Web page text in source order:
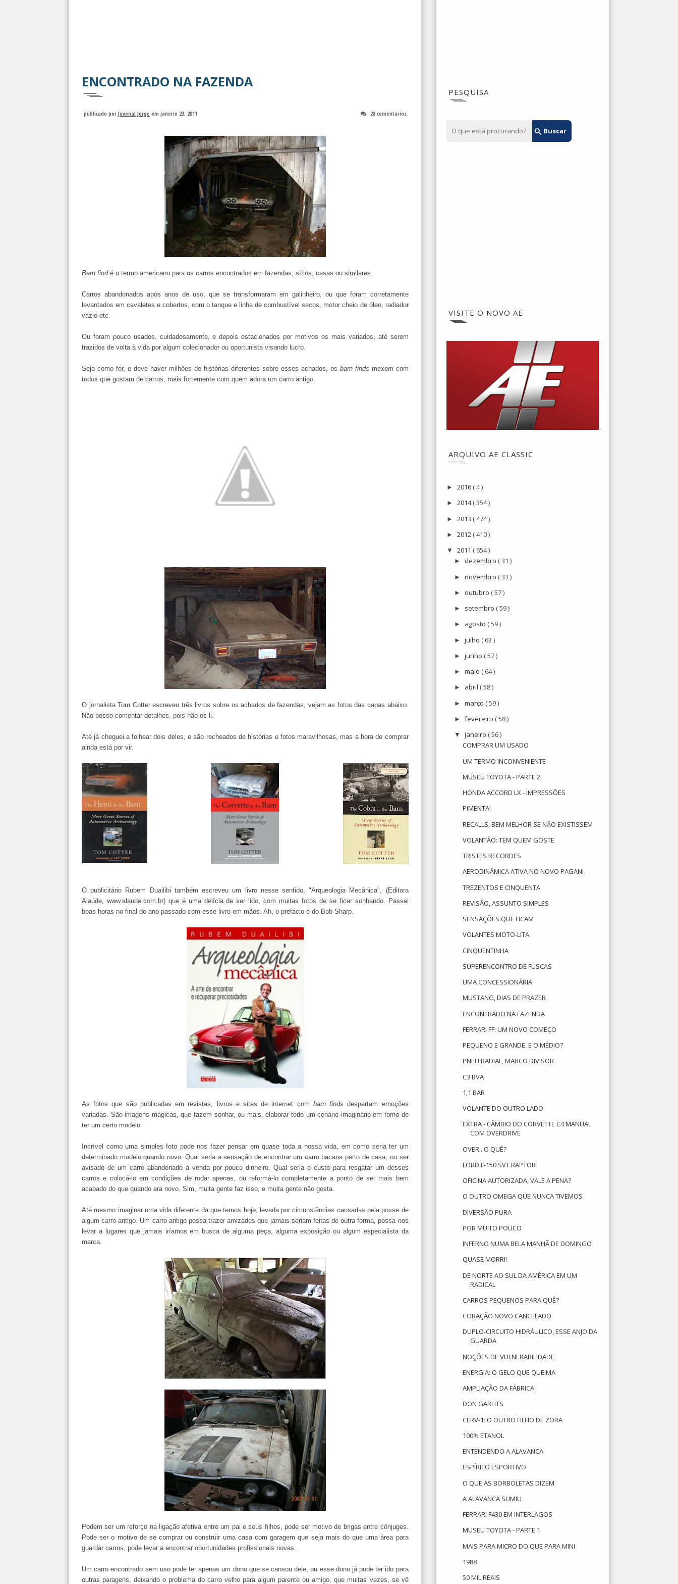
ENCONTRADO NA FAZENDA
publicado por Juvenal Jorge em janeiro 23, 2011 28 comentários
Barn findé o termo americano para os carros encontrados em fazendas, sítios, casas ou similares.
Carros abandonados após anos de uso, que se transformaram em galinheiro, ou que foram corretamente
levantados em cavaletes e cobertos, com o tanque e linha de combustível secos, motor cheio de óleo, radiador
vazio etc.
Ou foram pouco usados, cuidadosamente, e depois estacionados por motivos os mais variados, até serem
trazidos de volta à vida por algum colecionador ou oportunista visando lucro.
Seja como for, e deve haver milhões de histórias diferentes sobre esses achados, os barn finds mexem com
todos que gostam de carros, mais fortemente com quem adora um carro antigo.
O jornalista Tom Cotter escreveu três livros sobre os achados de fazendas, vejam as fotos das capas abaixo.
Não posso comentar detalhes, pois não os li.
Até já cheguei a folhear dois deles, e são recheados de histórias e fotos maravilhosas, mas a hora de comprar
ainda está por vir.
O publicitário Rubem Duailibi também escreveu um livro nesse sentido, "Arqueologia Mecânica", (Editora
Alaúde, www.alaude.com.br) que é uma delícia de ser lido, com muitas fotos de se ficar sonhando. Passei
boas horas no final do ano passado com esse livro em mãos. Ah, o prefácio é do Bob Sharp.
As fotos que são publicadas em revistas, livros e sites de internet com barn finds despertam emoções
variadas. São imagens mágicas, que fazem sonhar, ou mais, elaborar todo um cenário imaginário em torno de
ter um certo modelo.
Incrível como uma simples foto pode nos fazer pensar em quase toda a nossa vida, em como seria ter um
determinado modelo quando novo. Qual seria a sensação de encontrar um carro bacana perto de casa, ou ser
avisado de um carro abandonado à venda por pouco dinheiro. Qual seria o custo para resgatar um desses
carros e colocá-lo em condições de rodar apenas, ou reformá-lo completamente a ponto de ser mais bem
acabado do que quando era novo. Sim, muita gente faz isso, e muita gente não gosta.
Até mesmo imaginar uma vida diferente da que temos hoje, levada por circunstâncias causadas pela posse de
algum carro antigo. Um carro antigo possa trazer amizades que jamais seriam feitas de outra forma, possa nos
levar a lugares que jamais iríamos em busca de alguma peça, alguma exposição ou algum especialista da
marca.
Podem ser um reforço na ligação afetiva entre um pai e seus filhos, pode ser motivo de brigas entre cônjuges.
Pode ser o motivo de se comprar ou construir uma casa com garagem que seja mais do que uma área para
guardar carros, pode levar a encontrar oportunidades profissionais novas.
Um carro encontrado sem uso pode ter apenas um dono que se cansou dele, ou esse dono já pode ter ido para
outras paragens, deixando o problema do carro velho para algum parente ou amigo, que muitas vezes, se vê
PESQUISA
VISITE O NOVO AE
ARQUIVO AE CLASSIC
► 2016 ( 4 )
► 2014( 354 )
► 2013 ( 474 )
► 2012 ( 410 )
▼ 2011 ( 654 )
► dezembro ( 31 )
►novembro ( 33 )
► outubro ( 57 )
► setembro ( 59 )
► agosto ( 59 )
►julho ( 63 )
►junho ( 57 )
►maio ( 64 )
► abril ( 58 )
►março ( 59 )
►fevereiro ( 58 )
▼janeiro ( 56 )
COMPRAR UM USADO
UM TERMO INCONVENIENTE
MUSEU TOYOTA - PARTE 2
HONDA ACCORD LX - IMPRESSÕES
PIMENTA!
RECALLS, BEM MELHOR SE NÃO EXISTISSEM
VOLANTÃO: TEM QUEM GOSTE
TRISTES RECORDES
AERODINÂMICA ATIVA NO NOVO PAGANI
TREZENTOS E CINQUENTA
REVISÃO, ASSUNTO SIMPLES
SENSAÇÕES QUE FICAM
VOLANTES MOTO-LITA
CINQUENTINHA
SUPERENCONTRO DE FUSCAS
UMA CONCESSIONÁRIA
MUSTANG, DIAS DE PRAZER
ENCONTRADO NA FAZENDA
FERRARI FF: UM NOVO COMEÇO
PEQUENO E GRANDE. E O MÉDIO?
PNEU RADIAL, MARCO DIVISOR
C3 BVA
1,1 BAR
VOLANTE DO OUTRO LADO
EXTRA - CÂMBIO DO CORVETTE C4 MANUAL
COM OVERDRIVE
OVER...O QUÊ?
FORD F-150 SVT RAPTOR
OFICINA AUTORIZADA, VALE A PENA?
O OUTRO OMEGA QUE NUNCA TIVEMOS
DIVERSÃO PURA
POR MUITO POUCO
INFERNO NUMA BELA MANHÃ DE DOMINGO
QUASE MORRI!
DE NORTE AO SUL DA AMÉRICA EM UM
RADICAL
CARROS PEQUENOS PARA QUÊ?
CORAÇÃO NOVO CANCELADO
DUPLO-CIRCUITO HIDRÁULICO, ESSE ANJO DA
GUARDA
NOÇÕES DE VULNERABILIDADE
ENERGIA: O GELO QUE QUEIMA
AMPLIAÇÃO DA FÁBRICA
DON GARLITS
CERV-1: O OUTRO FILHO DE ZORA
100% ETANOL
ENTENDENDO A ALAVANCA
ESPÍRITO ESPORTIVO
O QUE AS BORBOLETAS DIZEM
A ALAVANCA SUMIU
FERRARI F430 EM INTERLAGOS
MUSEU TOYOTA - PARTE 1
MAIS PARA MICRO DO QUE PARA MINI
1988
50 MIL REAIS